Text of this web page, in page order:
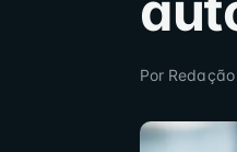
Por Redação